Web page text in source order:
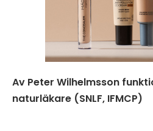
Av Peter Wilhelmsson
naturläkare (SNLF, IFMCP)